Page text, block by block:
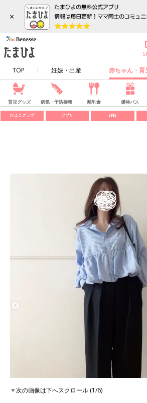
×
TOP 妊娠・出産 赤ちゃん・育
育児グッズ 病気・予防接種 離乳食 優待パス
ひよこクラブ アプリ SNS
▼次の画像は下へスクロール (1/6)